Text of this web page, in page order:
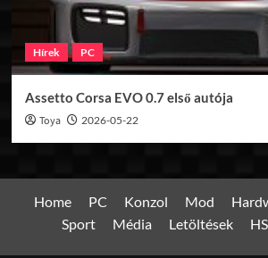
Hírek PC
Assetto Corsa EVO 0.7 első autója
Toya 2026-05-22
Home PC Konzol Mod
Sport
Média Letöltések